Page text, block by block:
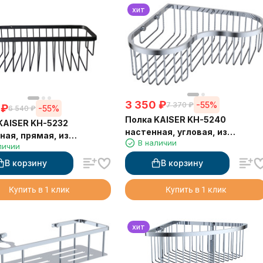
₽6 540 ₽ -55%
KH-5232
прямая, из
стали,
мм, чёрная
В корзину
Купить в 1 клик
хит
3 350 ₽7 370 ₽ -55%
Полка KAISER KH-5240
настенная, угловая, из
нержавеющей стали,
240*240*80, хром
В наличии
В корзину
Купить в 1 клик
хит